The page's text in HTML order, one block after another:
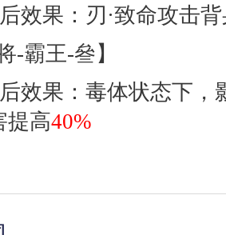
果：刃·致命攻击背
-霸王-叄】
果：毒体状态下，
提高40%